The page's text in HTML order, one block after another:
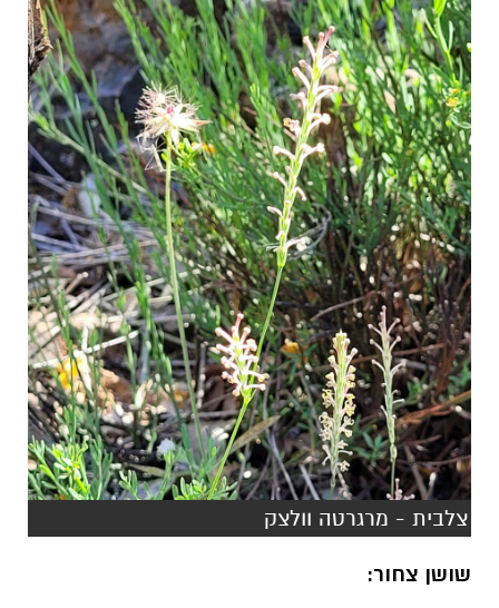
צלבית - מרגרטה וולצק
שושן צחור: